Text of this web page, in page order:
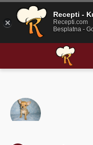
Recepti -
Recepti.com
Besplatna -